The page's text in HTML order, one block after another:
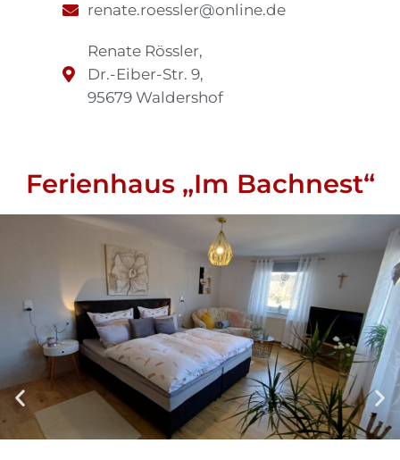
renate.roessler@online.de
Renate Rössler,
Dr.-Eiber-Str. 9,
95679 Waldershof
Ferienhaus „Im Bachnest“